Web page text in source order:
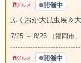
グルメ 開催中
ふくおか大昆虫展＆
7/25 ～ 8/25 （福岡市、
グルメ 開催中